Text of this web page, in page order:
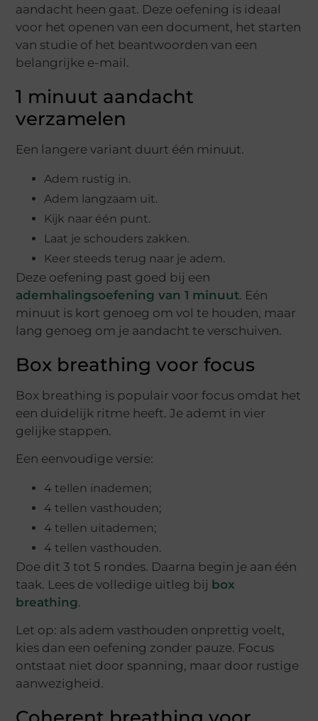
aandacht heen gaat. Deze oefening is ideaal
voor het openen van een document, het starten
van studie of het beantwoorden van een
belangrijke e-mail.
1 minuut aandacht
verzamelen
Een langere variant duurt één minuut.
Adem rustig in.
Adem langzaam uit.
Kijk naar één punt.
Laat je schouders zakken.
Keer steeds terug naar je adem.
Deze oefening past goed bij een
ademhalingsoefening van 1 minuut. Eén
minuut is kort genoeg om vol te houden, maar
lang genoeg om je aandacht te verschuiven.
Box breathing voor focus
Box breathing is populair voor focus omdat het
een duidelijk ritme heeft. Je ademt in vier
gelijke stappen.
Een eenvoudige versie:
4 tellen inademen;
4 tellen vasthouden;
4 tellen uitademen;
4 tellen vasthouden.
Doe dit 3 tot 5 rondes. Daarna begin je aan één
taak. Lees de volledige uitleg bij box
breathing.
Let op: als adem vasthouden onprettig voelt,
kies dan een oefening zonder pauze. Focus
ontstaat niet door spanning, maar door rustige
aanwezigheid.